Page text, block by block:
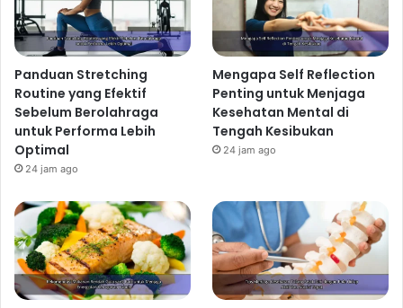
Panduan Stretching
Routine yang Efektif
Sebelum Berolahraga
untuk Performa Lebih
Optimal
24 jam ago
Mengapa Self Reflection
Penting untuk Menjaga
Kesehatan Mental di
Tengah Kesibukan
24 jam ago